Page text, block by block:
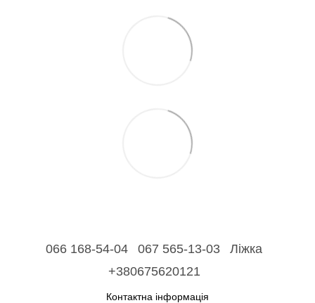
066 168-54-04 067 565-13-03
Ліжка
+380675620121
Контактна інформація